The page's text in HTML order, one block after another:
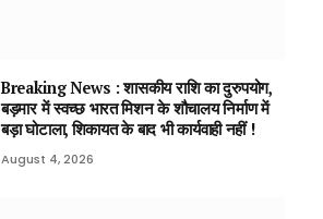
Breaking News : शासकीय राशि का दुरुपयोग,
बड़मार में स्वच्छ भारत मिशन के शौचालय निर्माण में
बड़ा घोटाला, शिकायत के बाद भी कार्यवाही नहीं !
August 4, 2026